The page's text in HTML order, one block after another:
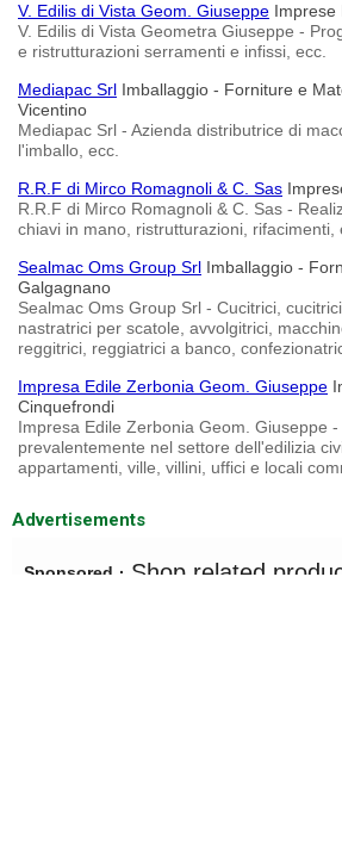
V. Edilis di Vista Geom. Giuseppe Imprese
V. Edilis di Vista Geometra Giuseppe -
e ristrutturazioni serramenti e infissi, ecc.
Mediapac Srl Imballaggio - Forniture e
Vicentino
Mediapac Srl - Azienda distributrice di
l'imballo, ecc.
R.R.F di Mirco Romagnoli & C. Sas
R.R.F di Mirco Romagnoli & C. Sas -
chiavi in mano, ristrutturazioni, rifacimenti,
Sealmac Oms Group Srl Imballaggio -
Galgagnano
Sealmac Oms Group Srl - Cucitrici,
nastratrici per scatole, avvolgitrici,
reggitrici, reggiatrici a banco,
Impresa Edile Zerbonia Geom. Giuseppe
Cinquefrondi
Impresa Edile Zerbonia Geom. Giuseppe
prevalentemente nel settore dell'edilizia
appartamenti, ville, villini, uffici e locali
Advertisements